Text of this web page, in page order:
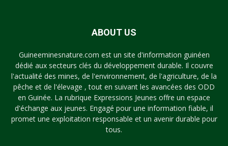
ABOUT US
Guineeminesnature.com est un site d'information guinéen
dédié aux secteurs clés du développement durable. Il couvre
l'actualité des mines, de l'environnement, de l'agriculture, de la
pêche et de l'élevage , tout en suivant les avancées des ODD
en Guinée. La rubrique Expressions Jeunes offre un espace
d'échange aux jeunes. Engagé pour une information fiable, il
promet une exploitation responsable et un avenir durable pour
tous.